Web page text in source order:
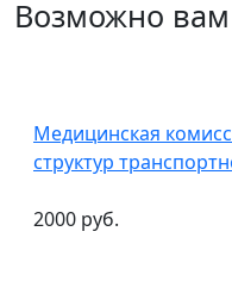
Возможно
Медицинская
структур
2000 руб.